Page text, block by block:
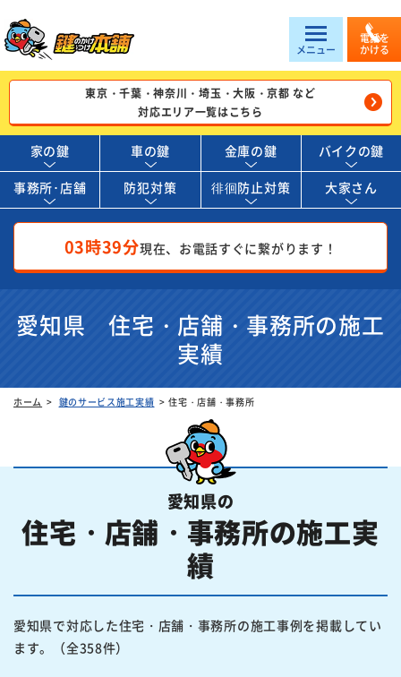
メニュー
電話を
かける
東京・千葉・神奈川・埼玉・大阪・京都 など
対応エリア一覧はこちら
家の鍵 車の鍵 金庫の鍵 バイクの鍵
事務所･店舗 防犯対策 徘徊防止対策 大家さん
03時39分現在、お電話すぐに繋がります！
愛知県 住宅・店舗・事務所の施工
実績
ホーム 鍵のサービス施工実績 住宅・店舗・事務所
愛知県の
住宅・店舗・事務所の施工実
績
愛知県で対応した住宅・店舗・事務所の施工事例を掲載してい
ます。（全358件）